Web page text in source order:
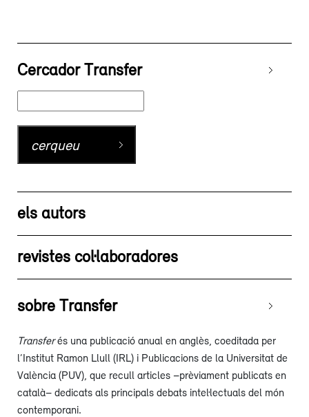
Cercador Transfer
els autors
revistes col·laboradores
sobre Transfer
Transferés una publicació anual en anglès, coeditada per
l’Institut Ramon Llull (IRL) i Publicacions de la Universitat de
València (PUV), que recull articles –prèviament publicats en
català– dedicats als principals debats intel·lectuals del món
contemporani.